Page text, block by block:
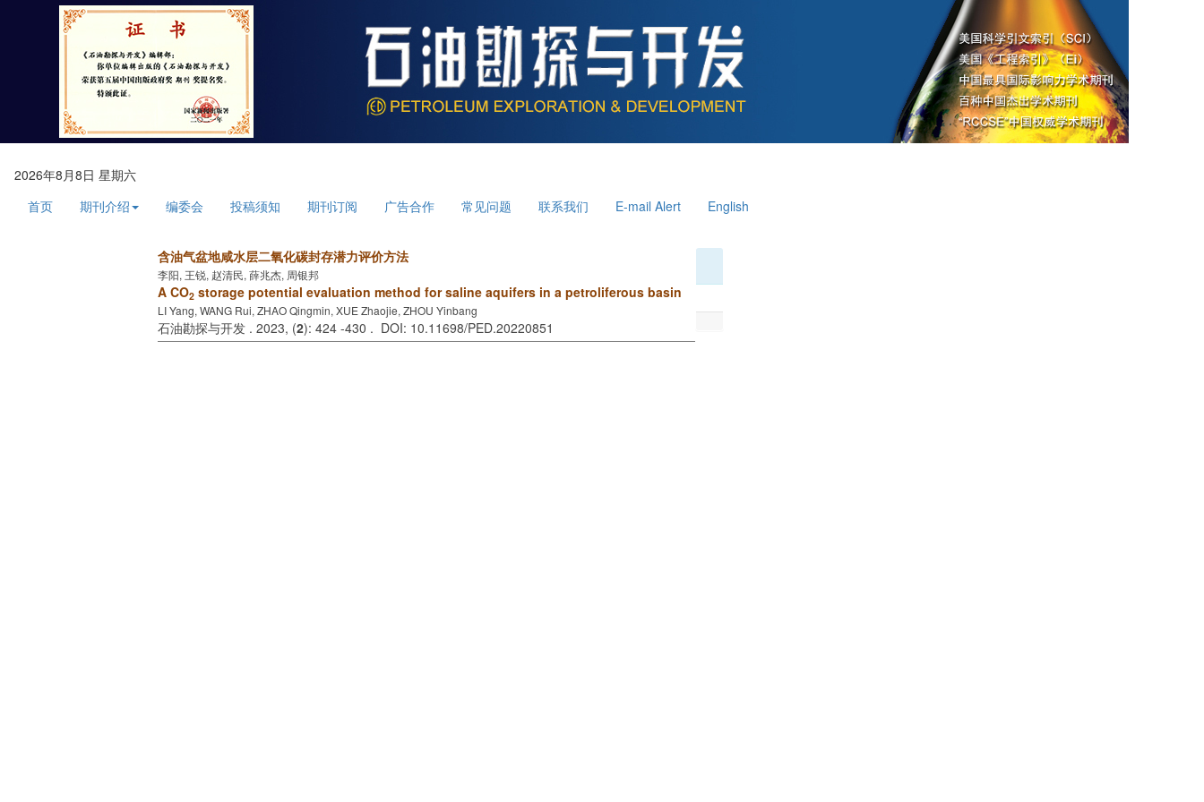
2026年8月8日 星期六
首页
期刊介绍 编委会 投稿须知 期刊订阅 广告合作 常见问题 联系我们 E-mail Alert English
含油气盆地咸水层二氧化碳封存潜力评价方法
李阳, 王锐, 赵清民, 薛兆杰, 周银邦
A CO2 storage potential evaluation method for saline aquifers in a petroliferous basin
LI Yang, WANG Rui, ZHAO Qingmin, XUE Zhaojie, ZHOU Yinbang
石油勘探与开发 . 2023, (2): 424 -430 . DOI: 10.11698/PED.20220851